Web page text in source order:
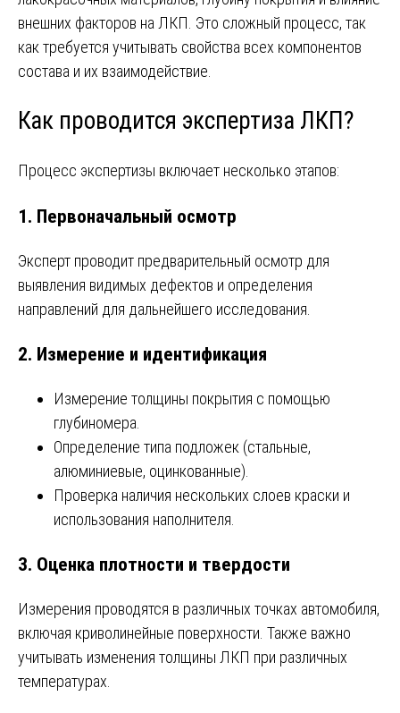
внешних факторов на ЛКП. Это сложный процесс, так
как требуется учитывать свойства всех компонентов
состава и их взаимодействие.
Как проводится экспертиза ЛКП?
Процесс экспертизы включает несколько этапов:
1. Первоначальный осмотр
Эксперт проводит предварительный осмотр для
выявления видимых дефектов и определения
направлений для дальнейшего исследования.
2. Измерение и идентификация
Измерение толщины покрытия с помощью
глубиномера.
Определение типа подложек (стальные,
алюминиевые, оцинкованные).
Проверка наличия нескольких слоев краски и
использования наполнителя.
3. Оценка плотности и твердости
Измерения проводятся в различных точках автомобиля,
включая криволинейные поверхности. Также важно
учитывать изменения толщины ЛКП при различных
температурах.